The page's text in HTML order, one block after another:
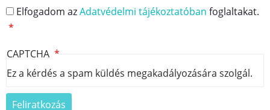
Elfogadom azAdatvédelmi tájékoztatóban foglaltakat.
CAPTCHA
Ez a kérdés a spam küldés megakadályozására szolgál.